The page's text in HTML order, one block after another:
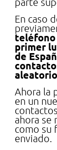
En caso
teléfono
primer
de
Ahora la
en un
ahora se
como su
enviado.